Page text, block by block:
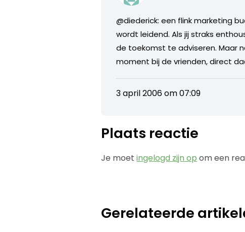
@diederick: een flink marketing
wordt leidend. Als jij straks
de toekomst te adviseren. Maar
moment bij de vrienden, direct
3 april 2006 om 07:09
Plaats reactie
Je moetingelogd zijn op om een
Gerelateerde